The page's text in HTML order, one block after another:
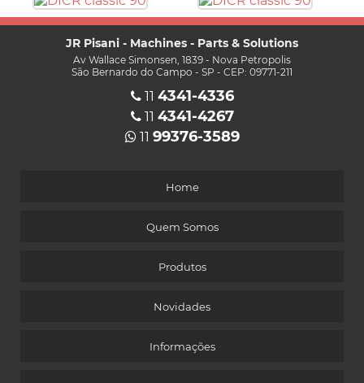
JR Pisani - Machines - Parts & Solutions
Av Wallace Simonsen, 1839 - Nova Petropolis
São Bernardo do Campo - SP - CEP: 09771-211
11 4341-4336
11 4341-4267
11 99376-3589
Home
Quem Somos
Produtos
Novidades
Informações